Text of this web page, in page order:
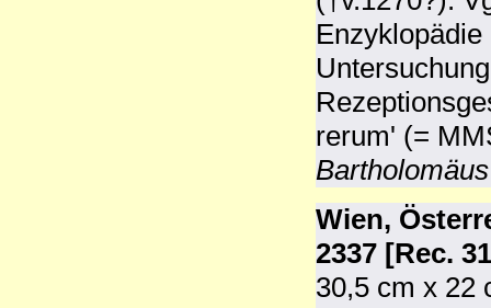
rerum' (=
Wien,
2337 [Rec.
30,5 cm x 22